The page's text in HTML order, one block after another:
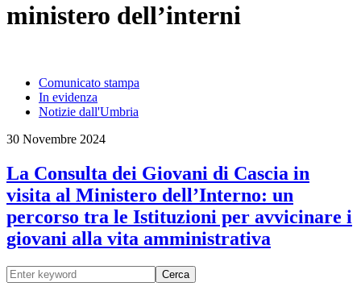
ministero dell’interni
Comunicato stampa
In evidenza
Notizie dall'Umbria
30 Novembre 2024
La Consulta dei Giovani di Cascia in
visita al Ministero dell’Interno: un
percorso tra le Istituzioni per avvicinare i
giovani alla vita amministrativa
Cerca